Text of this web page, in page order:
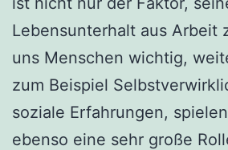
Lebensunterhalt aus Arbeit
uns Menschen wichtig,
zum Beispiel
soziale Erfahrungen,
ebenso eine sehr große